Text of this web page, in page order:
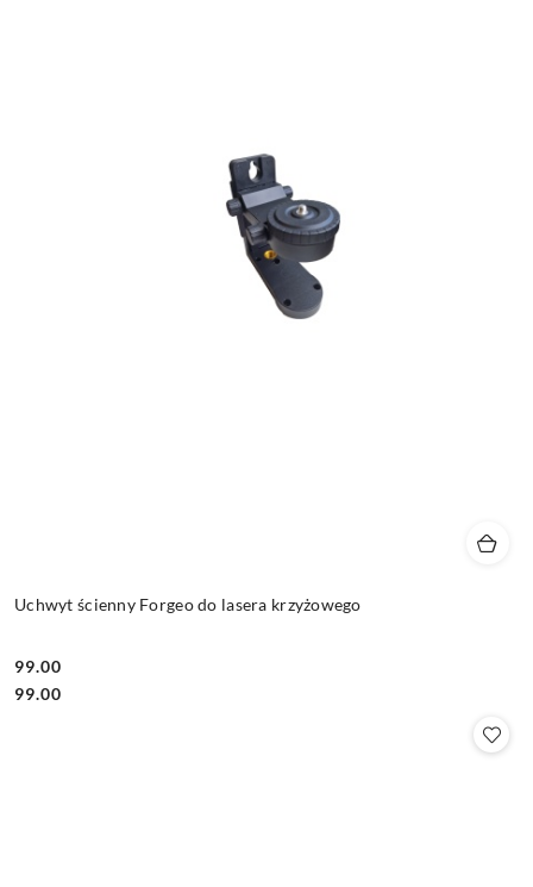
Uchwyt ścienny Forgeo do lasera krzyżowego
Cena:
99.00
Cena:
99.00